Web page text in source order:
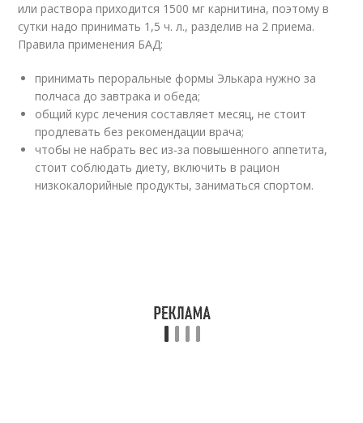
или раствора приходится 1500 мг карнитина, поэтому в
сутки надо принимать 1,5 ч. л., разделив на 2 приема.
Правила применения БАД:
принимать пероральные формы Элькара нужно за
полчаса до завтрака и обеда;
общий курс лечения составляет месяц, не стоит
продлевать без рекомендации врача;
чтобы не набрать вес из-за повышенного аппетита,
стоит соблюдать диету, включить в рацион
низкокалорийные продукты, заниматься спортом.